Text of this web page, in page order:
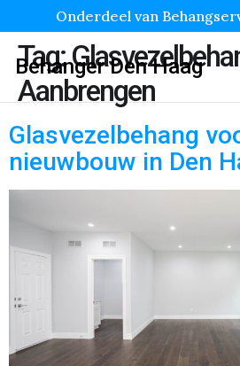
Onderdeel van
Behanger Den Haag
Tag:
Aanbrengen
Glasvezelbehang
nieuwbouw in Den